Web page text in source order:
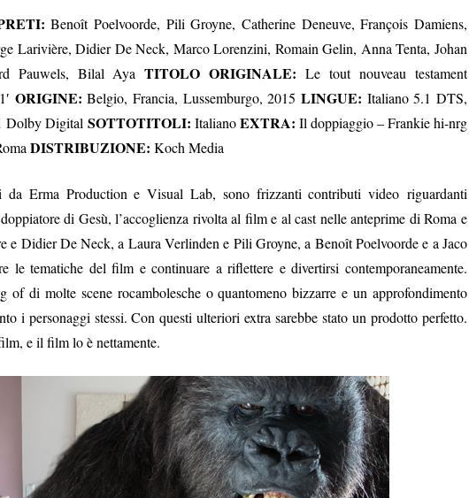
Benoît Poelvoorde, Pili Groyne, Catherine Deneuve, François Damiens,
Larivière, Didier De Neck, Marco Lorenzini, Romain Gelin, Anna Tenta, Johan
Pauwels, Bilal AyaTITOLO ORIGINALE: Le tout nouveau testament
ORIGINE: Belgio, Francia, Lussemburgo, 2015LINGUE: Italiano 5.1 DTS,
Dolby Digital SOTTOTITOLI: ItalianoEXTRA: Il doppiaggio – Frankie hi-nrg
DISTRIBUZIONE: Koch Media
da Erma Production e Visual Lab, sono frizzanti contributi video riguardanti
di Gesù, l’accoglienza rivolta al film e al cast nelle anteprime di Roma e
e Didier De Neck, a Laura Verlinden e Pili Groyne, a Benoît Poelvoorde e a Jaco
le tematiche del film e continuare a riflettere e divertirsi contemporaneamente.
of di molte scene rocambolesche o quantomeno bizzarre e un approfondimento
i personaggi stessi. Con questi ulteriori extra sarebbe stato un prodotto perfetto.
e il film lo è nettamente.